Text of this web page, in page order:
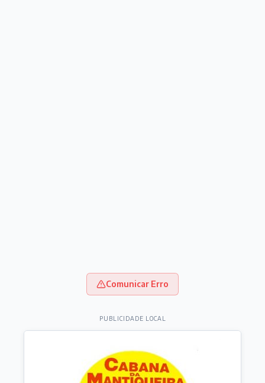
Comunicar Erro
PUBLICIDADE LOCAL